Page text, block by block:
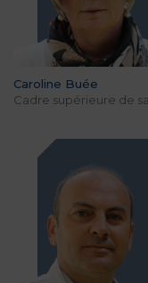
Caroline Buée
Cadre supérieure de